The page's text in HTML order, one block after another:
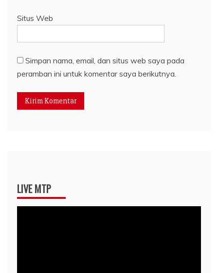
Situs Web
Simpan nama, email, dan situs web saya pada
peramban ini untuk komentar saya berikutnya.
LIVE MTP